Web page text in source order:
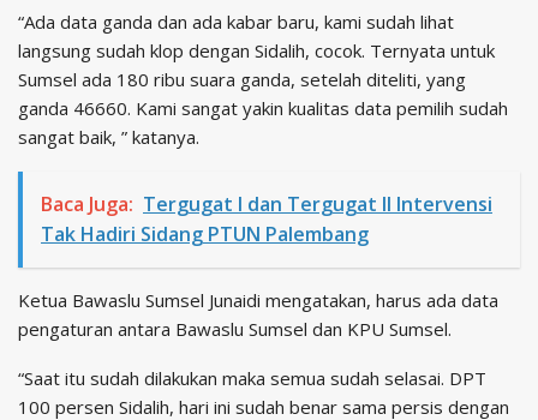
“Ada data ganda dan ada kabar baru, kami sudah lihat
langsung sudah klop dengan Sidalih, cocok. Ternyata untuk
Sumsel ada 180 ribu suara ganda, setelah diteliti, yang
ganda 46660. Kami sangat yakin kualitas data pemilih sudah
sangat baik, ” katanya.
Baca Juga: Tergugat I dan Tergugat II Intervensi
Tak Hadiri Sidang PTUN Palembang
Ketua Bawaslu Sumsel Junaidi mengatakan, harus ada data
pengaturan antara Bawaslu Sumsel dan KPU Sumsel.
“Saat itu sudah dilakukan maka semua sudah selasai. DPT
100 persen Sidalih, hari ini sudah benar sama persis dengan